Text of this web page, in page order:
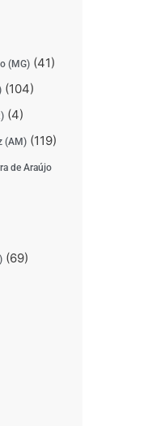
(MG)(41)
(104)
(4)
(AM)(119)
de Araújo
(69)